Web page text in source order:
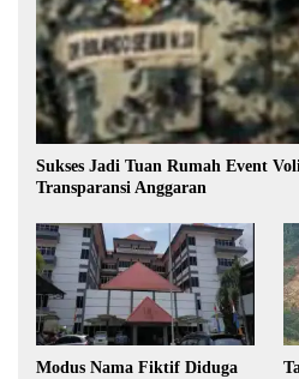
Sukses Jadi Tuan Rumah Event
Transparansi Anggaran
Modus Nama Fiktif Diduga